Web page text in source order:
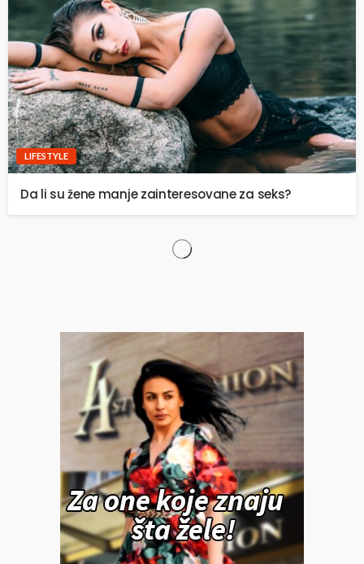
LIFESTYLE
Da li su žene manje zainteresovane za seks?